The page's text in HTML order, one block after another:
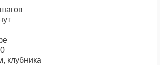
клубника